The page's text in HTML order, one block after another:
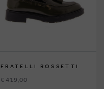
FRATELLI ROSSETTI
€ 419,00